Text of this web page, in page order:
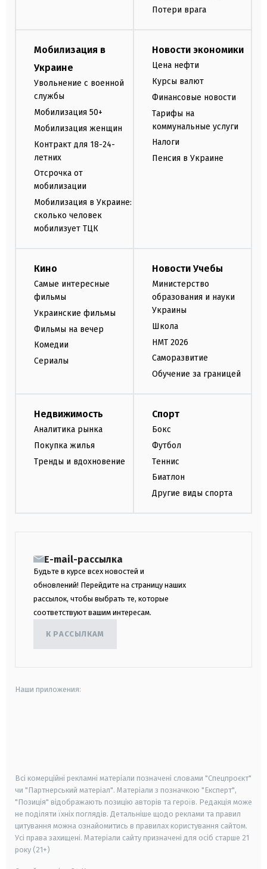
Потери врага
Мобилизация в
Украине
Увольнение с военной
службы
Мобилизация 50+
Мобилизация женщин
Контракт для 18-24-
летних
Отсрочка от
мобилизации
Мобилизация в Украине:
сколько человек
мобилизует ТЦК
Новости экономики
Цена нефти
Курсы валют
Финансовые новости
Тарифы на
коммунальные услуги
Налоги
Пенсия в Украине
Кино
Самые интересные
фильмы
Украинские фильмы
Фильмы на вечер
Комедии
Сериалы
Новости Учебы
Министерство
образования и науки
Украины
Школа
НМТ 2026
Саморазвитие
Обучение за границей
Недвижимость
Аналитика рынка
Покупка жилья
Тренды и вдохновение
Спорт
Бокс
Футбол
Теннис
Биатлон
Другие виды спорта
E-mail-рассылка
Будьте в курсе всех новостей и
обновлений! Перейдите на страницу наших
рассылок, чтобы выбрать те, которые
соответствуют вашим интересам.
К РАССЫЛКАМ
Наши приложения:
Всі комерційні рекламні матеріали позначені словами "Спецпроєкт"
чи "Партнерський матеріал". Матеріали з позначкою "Експерт",
"Позиція" відображають позицію авторів та героїв. Редакція може
не поділяти їхніх поглядів. Детальніше щодо реклами та правил
цитування можна ознайомитись в правилах користування сайтом.
Усі права захищені. Матеріали сайту призначені для осіб старше 21
року (21+)